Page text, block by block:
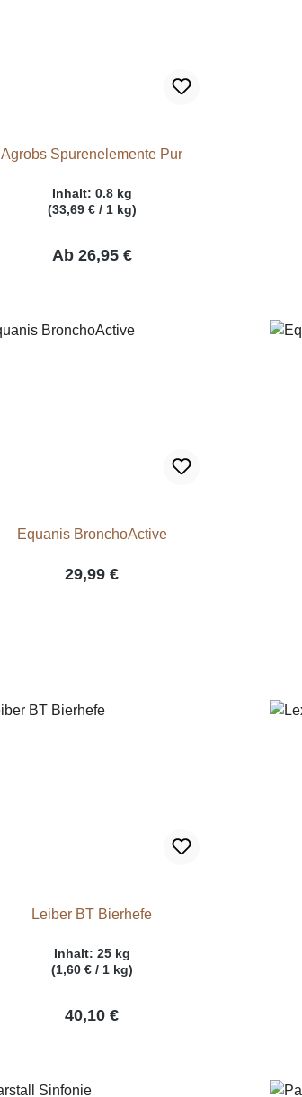
Agrobs Spurenelemente Pur
Inhalt: 0.8 kg
(33,69 € / 1 kg)
Ab 26,95 €
Equanis BronchoActive
29,99 €
Leiber BT Bierhefe
Inhalt: 25 kg
(1,60 € / 1 kg)
40,10 €